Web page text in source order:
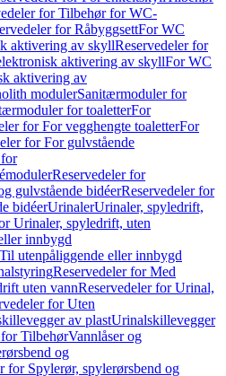
for Tilbehør for WC-
for RåbyggsettFor WC
aktivering av skyllReservedeler for
aktivering av skyllFor WC
aktivering av
modulerSanitærmoduler for
for toaletterFor
for For vegghengte toaletterFor
for For gulvstående
Reservedeler for
gulvstående bidéerReservedeler for
bidéerUrinalerUrinaler, spyledrift,
Urinaler, spyledrift, uten
innbygd
utenpåliggende eller innbygd
Reservedeler for Med
uten vannReservedeler for Urinal,
for Uten
av plastUrinalskillevegger
TilbehørVannlåser og
og
for Spylerør, spylerørsbend og